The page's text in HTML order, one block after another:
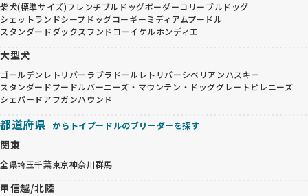
柴犬(標準サイズ)フレンチブルドッグボーダーコリーブルドッグ
シェットランドシープドッグコーギーミディアムプードル
スタンダードダックスフンドコーイケルホンディエ
大型犬
ゴールデンレトリバー ラブラドールレトリバーシベリアンハスキー
スタンダードプードルバーニーズ・マウンテン・ドッググレートピレニーズ
シェパードアフガンハウンド
都道府県 からトイプードルのブリーダーを探す
関東
全県埼玉千葉東京神奈川群馬
甲信越/北陸